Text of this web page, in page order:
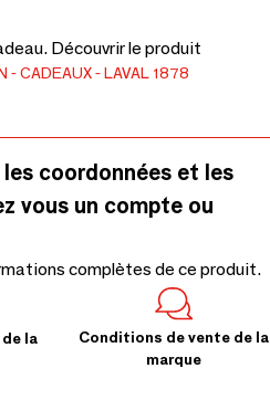
Découvrir le produit
CADEAUX LAVAL 1878
coordonnées et les
vous un compte ou
complètes de ce produit.
la
Conditions de vente de la
marque